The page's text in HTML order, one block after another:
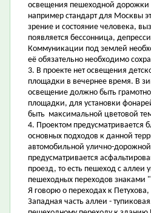
освещения пешеходной дорожки
например стандарт для Москвы
зрение и состояние человека,
появляется бессонница,
Коммуникации под землей
её обязательно необходимо
3. В проекте нет освещения
площадки в вечернее время. В
освещение должно быть
площадки, для установки
быть максимальной цветовой
4. Проектом предусматривается
основных подходов к данной
автомобильной улично-
предусматривается
проезд, то есть пешеход с аллеи
пешеходных переходов
Я говорю о переходах к
Западная часть аллеи -